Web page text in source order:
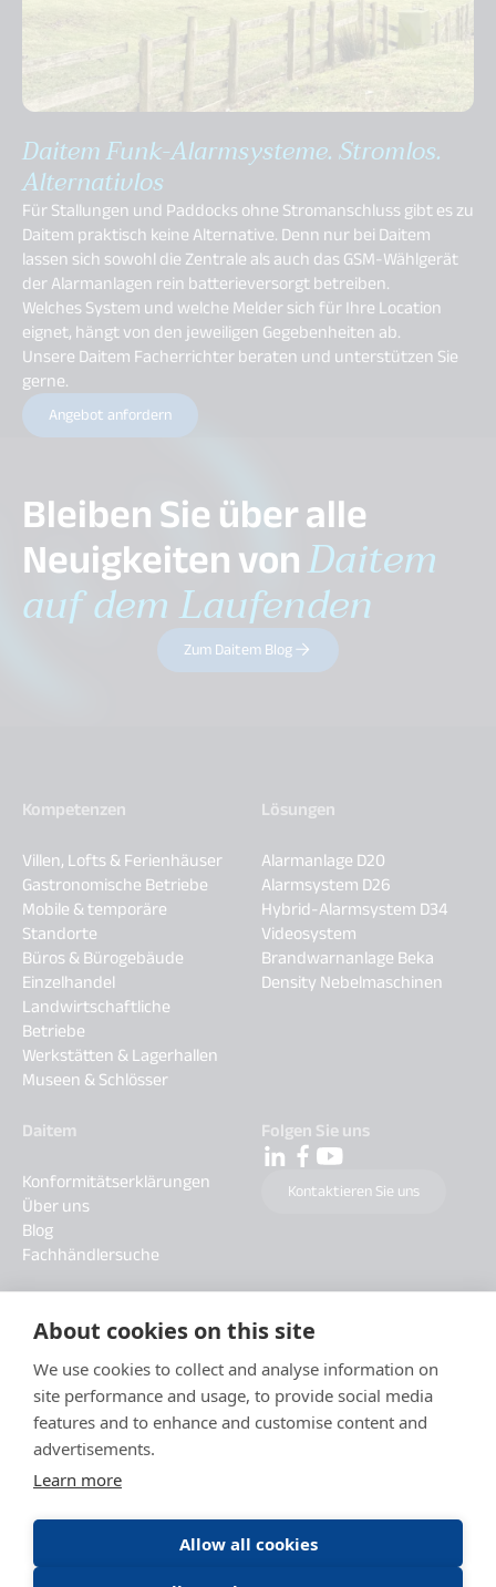
About cookies on this site
We use cookies to collect and analyse information on
site performance and usage, to provide social media
features and to enhance and customise content and
advertisements.
Learn more
Allow all cookies
Daitem Funk-Alarmsysteme. Stromlos.
Alternativlos
Für Stallungen und Paddocks ohne Stromanschluss gibt es zu
Daitem praktisch keine Alternative. Denn nur bei Daitem
lassen sich sowohl die Zentrale als auch das GSM-Wählgerät
der Alarmanlagen rein batterieversorgt betreiben.
Welches System und welche Melder sich für Ihre Location
eignet, hängt von den jeweiligen Gegebenheiten ab.
Unsere Daitem Facherrichter beraten und unterstützen Sie
gerne.
Angebot anfordern
Bleiben Sie über alle
Neuigkeiten vonDaitem
auf dem Laufenden
Zum Daitem Blog
Kompetenzen
Villen, Lofts & Ferienhäuser
Gastronomische Betriebe
Mobile & temporäre
Standorte
Büros & Bürogebäude
Einzelhandel
Landwirtschaftliche
Betriebe
Werkstätten & Lagerhallen
Museen & Schlösser
Lösungen
Alarmanlage D20
Alarmsystem D26
Hybrid-Alarmsystem D34
Videosystem
Brandwarnanlage Beka
Density Nebelmaschinen
Daitem
Konformitätserklärungen
Über uns
Blog
Fachhändlersuche
Folgen Sie uns
Kontaktieren Sie uns